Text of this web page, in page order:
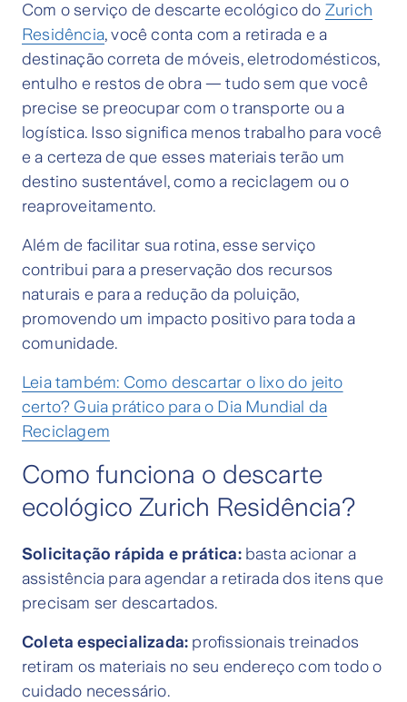
Com o serviço de descarte ecológico do Zurich
Residência, você conta com a retirada e a
destinação correta de móveis, eletrodomésticos,
entulho e restos de obra — tudo sem que você
precise se preocupar com o transporte ou a
logística. Isso significa menos trabalho para você
e a certeza de que esses materiais terão um
destino sustentável, como a reciclagem ou o
reaproveitamento.
Além de facilitar sua rotina, esse serviço
contribui para a preservação dos recursos
naturais e para a redução da poluição,
promovendo um impacto positivo para toda a
comunidade.
Leia também: Como descartar o lixo do jeito
certo? Guia prático para o Dia Mundial da
Reciclagem
Como funciona o descarte
ecológico Zurich Residência?
Solicitação rápida e prática:basta acionar a
assistência para agendar a retirada dos itens que
precisam ser descartados.
Coleta especializada: profissionais treinados
retiram os materiais no seu endereço com todo o
cuidado necessário.